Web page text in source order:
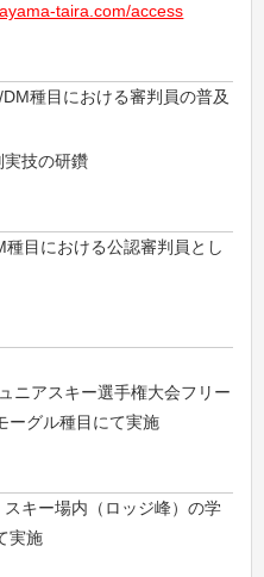
taira.com/access
種目における審判員の普及
実技の研鑽
目における公認審判員とし
ニアスキー選手権大会フリー
ーグル種目にて実施
キー場内（ロッジ峰）の学
実施